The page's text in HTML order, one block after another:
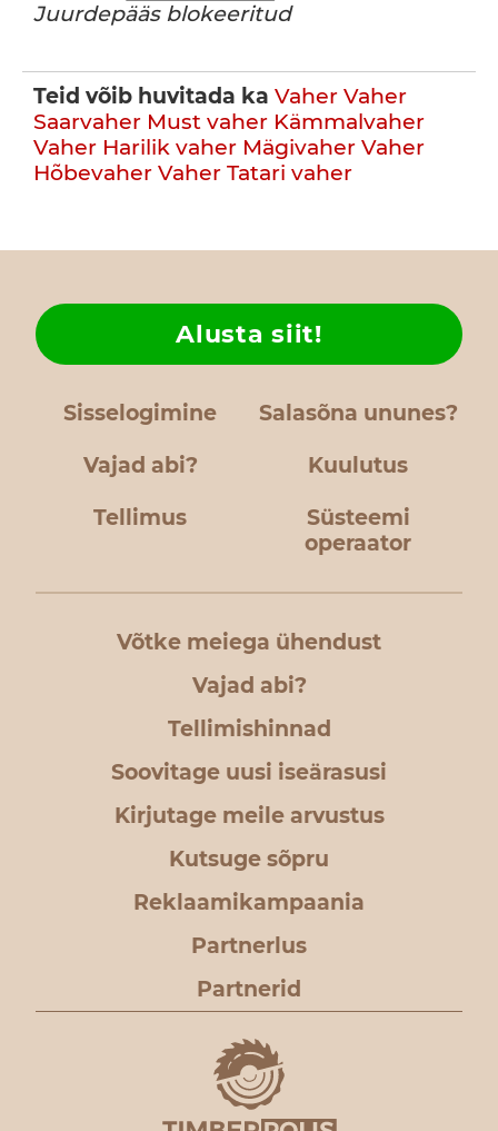
Juurdepääs blokeeritud
Teid võib huvitada ka Vaher Vaher
Saarvaher Must vaher Kämmalvaher
Vaher Harilik vaher Mägivaher Vaher
Hõbevaher Vaher Tatari vaher
Sisselogimine Salasõna ununes?
Vajad abi?
Alusta siit!
Kuulutus
Tellimus
Süsteemi
operaator
Võtke meiega ühendust
Vajad abi?
Tellimishinnad
Soovitage uusi iseärasusi
Kirjutage meile arvustus
Kutsuge sõpru
Reklaamikampaania
Partnerlus
Partnerid